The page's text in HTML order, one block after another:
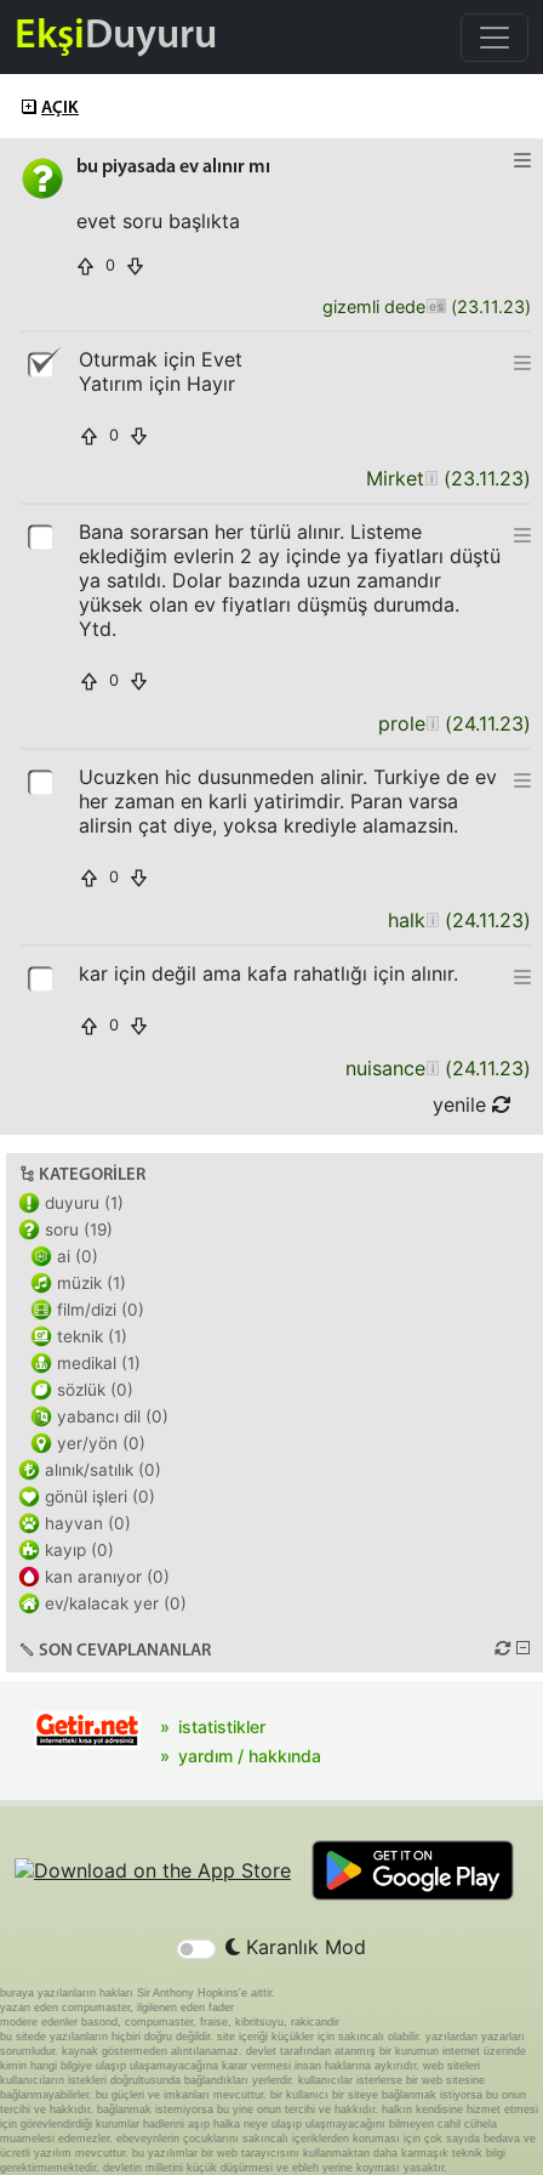
EkşiDuyuru
AÇIK
bu piyasada ev alınır mı
evet soru başlıkta
0
gizemli dede (23.11.23)
Oturmak için Evet
Yatırım için Hayır
0
Mirket (23.11.23)
Bana sorarsan her türlü alınır. Listeme
eklediğim evlerin 2 ay içinde ya fiyatları düştü
ya satıldı. Dolar bazında uzun zamandır
yüksek olan ev fiyatları düşmüş durumda.
Ytd.
0
prole (24.11.23)
Ucuzken hic dusunmeden alinir. Turkiye de ev
her zaman en karli yatirimdir. Paran varsa
alirsin çat diye, yoksa krediyle alamazsin.
0
halk (24.11.23)
kar için değil ama kafa rahatlığı için alınır.
0
nuisance (24.11.23)
yenile
KATEGORILER
duyuru (1)
soru (19)
ai (0)
müzik (1)
film/dizi (0)
teknik (1)
medikal (1)
sözlük (0)
yabancı dil (0)
yer/yön (0)
alınık/satılık (0)
gönül işleri (0)
hayvan (0)
kayıp (0)
kan aranıyor (0)
ev/kalacak yer (0)
SON CEVAPLANANLAR
istatistikler
yardım / hakkında
Karanlık Mod
buraya yazılanların hakları Sir Anthony Hopkins'e aittir.
yazan eden compumaster, ilgilenen eden fader
modere edenler basond, compumaster, fraise, kibritsuyu, rakicandir
bu sitede yazılanların hiçbiri doğru değildir. site içeriği küçükler için sakıncalı olabilir. yazılardan yazarları
sorumludur. kaynak göstermeden alıntılanamaz. devlet tarafından atanmış bir kurumun internet üzerinde
kimin hangi bilgiye ulaşıp ulaşamayacağına karar vermesi insan haklarına aykırıdır. web siteleri
kullanıcıların istekleri doğrultusunda bağlandıkları yerlerdir. kullanıcılar isterlerse bir web sitesine
bağlanmayabilirler. bu güçleri ve imkanları mevcuttur. bir kullanıcı bir siteye bağlanmak istiyorsa bu onun
tercihi ve hakkıdır. bağlanmak istemiyorsa bu yine onun tercihi ve hakkıdır. halkın kendisine hizmet etmesi
için görevlendirdiği kurumlar hadlerini aşıp halka neye ulaşıp ulaşmayacağını bilmeyen cahil cühela
muamelesi edemezler. ebeveynlerin çocuklarını sakıncalı içeriklerden koruması için çok sayıda bedava ve
ücretli yazılım mevcuttur. bu yazılımlar bir web tarayıcısını kullanmaktan daha karmaşık teknik bilgi
gerektirmemektedir. devletin milletini küçük düşürmesi ve ebleh yerine koyması yasaktır.